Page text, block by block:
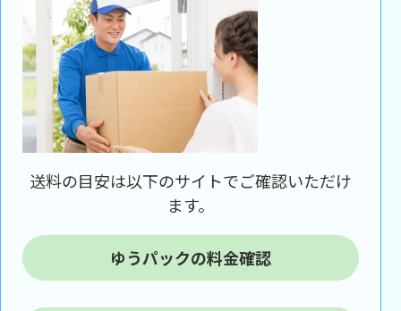
送料の目安は以下のサイトでご確認いただけ
ます。
ゆうパックの料金確認